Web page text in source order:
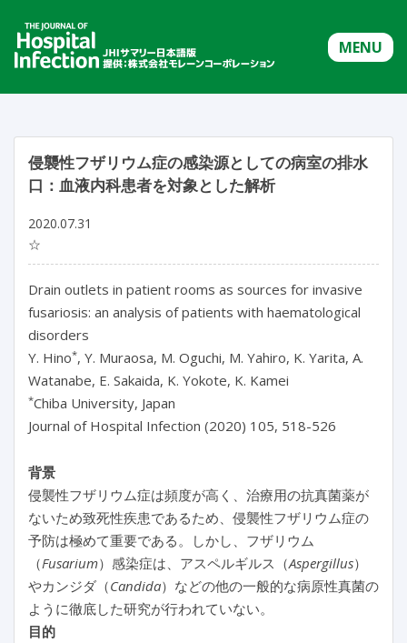
MENU
侵襲性フザリウム症の感染源としての病室の排水
口：血液内科患者を対象とした解析
2020.07.31
☆
Drain outlets in patient rooms as sources for invasive
fusariosis: an analysis of patients with haematological
disorders
Y. Hino*, Y. Muraosa, M. Oguchi, M. Yahiro, K. Yarita, A.
Watanabe, E. Sakaida, K. Yokote, K. Kamei
*Chiba University, Japan
Journal of Hospital Infection (2020) 105, 518-526
背景
侵襲性フザリウム症は頻度が高く、治療用の抗真菌薬が
ないため致死性疾患であるため、侵襲性フザリウム症の
予防は極めて重要である。しかし、フザリウム
（Fusarium）感染症は、アスペルギルス（Aspergillus）
やカンジダ（Candida）などの他の一般的な病原性真菌の
ように徹底した研究が行われていない。
目的